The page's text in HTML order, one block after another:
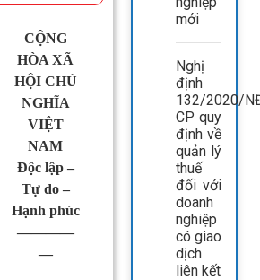
CỘNG
HÒA XÃ
HỘI CHỦ
NGHĨA
VIỆT
NAM
Độc lập –
Tự do –
Hạnh phúc
————
—
mới
Nghị
định
132/2020/
CP quy
định về
quản lý
thuế
đối với
doanh
nghiệp
có giao
dịch
liên kết